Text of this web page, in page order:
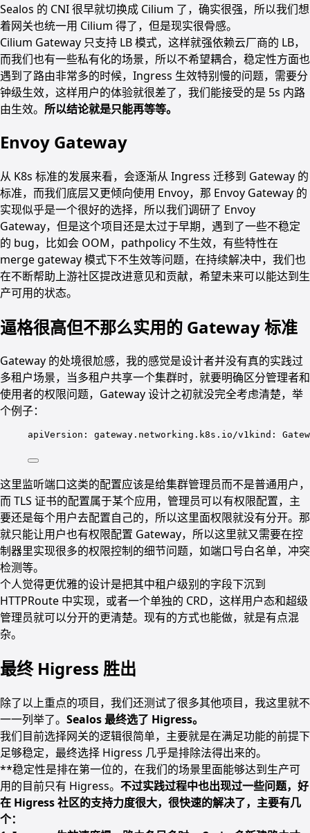
Sealos 的 CNI 很早就切换成 Cilium 了，确实很强，所以我们想
着网关也统一用 Cilium 得了，但是现实很骨感。
Cilium Gateway 只支持 LB 模式，这样就强依赖云厂商的 LB，
而我们也有一些私有化的场景，所以不希望耦合，稳定性方面也
遇到了路由非常多的时候，Ingress 生效特别慢的问题，需要分
钟级生效，这样用户的体验就很差了，我们能接受的是 5s 内路
由生效。 所以结论就是只能再等等。
Envoy Gateway
从 K8s 标准的发展来看，会逐渐从 Ingress 迁移到 Gateway 的
标准，而我们底层又更倾向使用 Envoy，那 Envoy Gateway 的
实现似乎是一个很好的选择，所以我们调研了 Envoy
Gateway，但是这个项目还是太过于早期，遇到了一些不稳定
的 bug，比如会 OOM，pathpolicy 不生效，有些特性在
merge gateway 模式下不生效等问题，在持续解决中，我们也
在不断帮助上游社区提改进意见和贡献，希望未来可以能达到生
产可用的状态。
逼格很高但不那么实用的 Gateway 标准
Gateway 的处境很尬感，我的感觉是设计者并没有真的实践过
多租户场景，当多租户共享一个集群时，就要明确区分管理者和
使用者的权限问题，Gateway 设计之初就没完全考虑清楚，举
个例子：
apiVersion: gateway.networking.k8s.io/v1kind:
这里监听端口这类的配置应该是给集群管理员而不是普通用户，
而 TLS 证书的配置属于某个应用，管理员可以有权限配置，主
要还是每个用户去配置自己的，所以这里面权限就没有分开。那
就只能让用户也有权限配置 Gateway，所以这里就又需要在控
制器里实现很多的权限控制的细节问题，如端口号白名单，冲突
检测等。
个人觉得更优雅的设计是把其中租户级别的字段下沉到
HTTPRoute 中实现，或者一个单独的 CRD，这样用户态和超级
管理员就可以分开的更清楚。现有的方式也能做，就是有点混
杂。
最终 Higress 胜出
除了以上重点的项目，我们还测试了很多其他项目，我这里就不
一一列举了。 Sealos 最终选了 Higress。
我们目前选择网关的逻辑很简单，主要就是在满足功能的前提下
足够稳定，最终选择 Higress 几乎是排除法得出来的。
**稳定性是排在第一位的，在我们的场景里面能够达到生产可
用的目前只有 Higress。 不过实践过程中也出现过一些问题，好
在 Higress 社区的支持力度很大，很快速的解决了，主要有几
个：